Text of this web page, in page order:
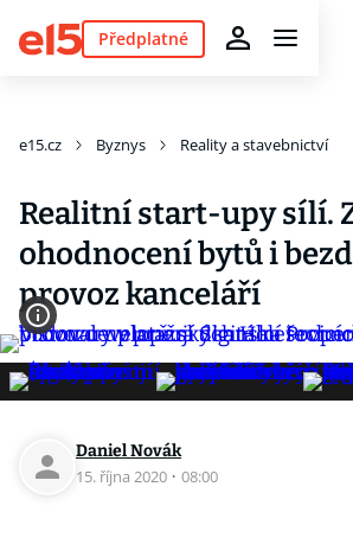
Předplatné
e15.cz Byznys Reality a stavebnictví
Realitní start-upy sílí.
ohodnocení bytů i
provoz kanceláří
Daniel Novák
15. října 2020 · 08:00